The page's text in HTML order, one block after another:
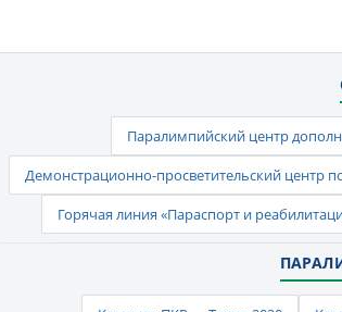
Паралимпийский центр
Демонстрационно-просветительский центр
Горячая линия «Параспорт и